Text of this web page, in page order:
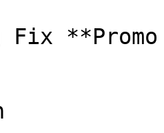
Fix